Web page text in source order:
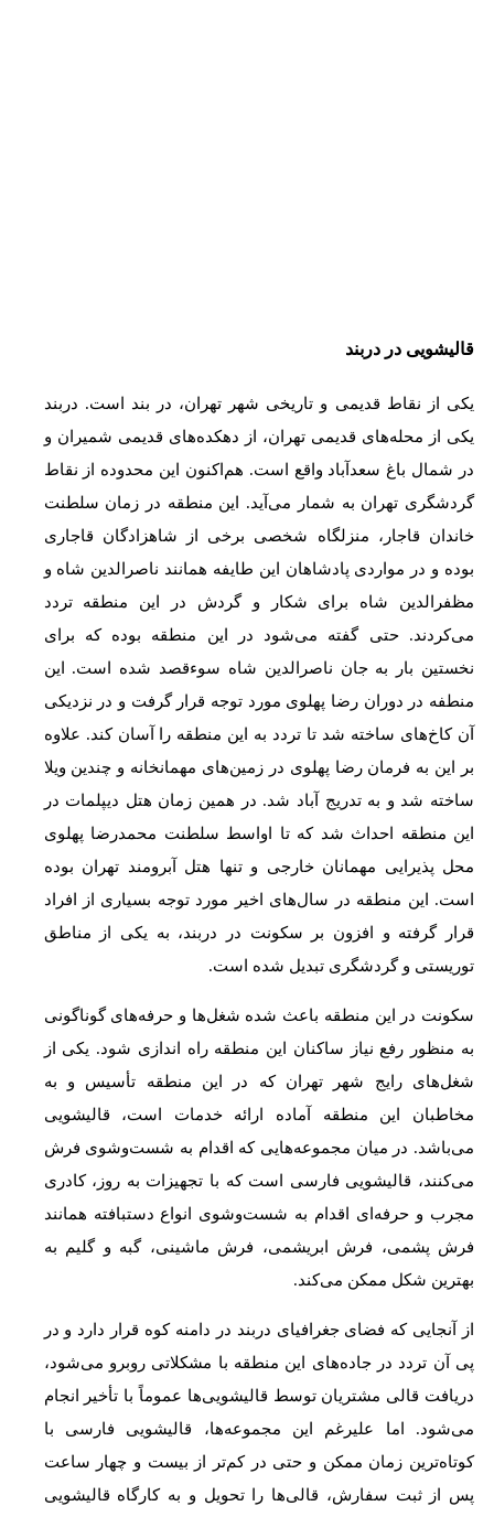
قالیشویی در دربند
یکی از نقاط قدیمی و تاریخی شهر تهران، در بند است. دربند
یکی از محله‌های قدیمی تهران، از دهکده‌های قدیمی شمیران و
در شمال باغ سعدآباد واقع است. هم‌اکنون این محدوده از نقاط
گردشگری تهران به شمار می‌آید. این منطقه در زمان سلطنت
خاندان قاجار، منزلگاه شخصی برخی از شاهزادگان قاجاری
بوده و در مواردی پادشاهان این طایفه همانند ناصرالدین شاه و
مظفرالدین شاه برای شکار و گردش در این منطقه تردد
می‌کردند. حتی گفته می‌شود در این منطقه بوده که برای
نخستین بار به جان ناصرالدین شاه سوءقصد شده است. این
منطفه در دوران رضا پهلوی مورد توجه قرار گرفت و در نزدیکی
آن کاخ‌های ساخته شد تا تردد به این منطقه را آسان کند. علاوه
بر این به فرمان رضا پهلوی در زمین‌های مهمانخانه و چندین ویلا
ساخته شد و به تدریج آباد شد. در همین زمان هتل دیپلمات در
این منطقه احداث شد که تا اواسط سلطنت محمدرضا پهلوی
محل پذیرایی مهمانان خارجی و تنها هتل آبرومند تهران بوده
‌است. این منطقه در سال‌های اخیر مورد توجه بسیاری از افراد
قرار گرفته و افزون بر سکونت در دربند، به یکی از مناطق
توریستی و گردشگری تبدیل شده است.
سکونت در این منطقه باعث شده شغل‌ها و حرفه‌های گوناگونی
به منظور رفع نیاز ساکنان این منطقه راه اندازی شود. یکی از
شغل‌های رایج شهر تهران که در این منطقه تأسیس و به
مخاطبان این منطقه آماده ارائه خدمات است، قالیشویی
می‌باشد. در میان مجموعه‌هایی که اقدام به شست‌وشوی فرش
می‌کنند، قالیشویی فارسی است که با تجهیزات به روز، کادری
مجرب و حرفه‌ای اقدام به شست‌وشوی انواع دستبافته همانند
فرش پشمی، فرش ابریشمی، فرش ماشینی، گبه و گلیم به
بهترین شکل ممکن می‌کند.
از آنجایی که فضای جغرافیای دربند در دامنه کوه قرار دارد و در
پی آن تردد در جاده‌های این منطقه با مشکلاتی روبرو می‌شود،
دریافت قالی مشتریان توسط قالیشویی‌ها عموماً با تأخیر انجام
می‌شود. اما علیرغم این مجموعه‌ها، قالیشویی فارسی با
کوتاه‌ترین زمان ممکن و حتی در کم‌تر از بیست و چهار ساعت
پس از ثبت سفارش، قالی‌ها را تحویل و به کارگاه قالیشویی